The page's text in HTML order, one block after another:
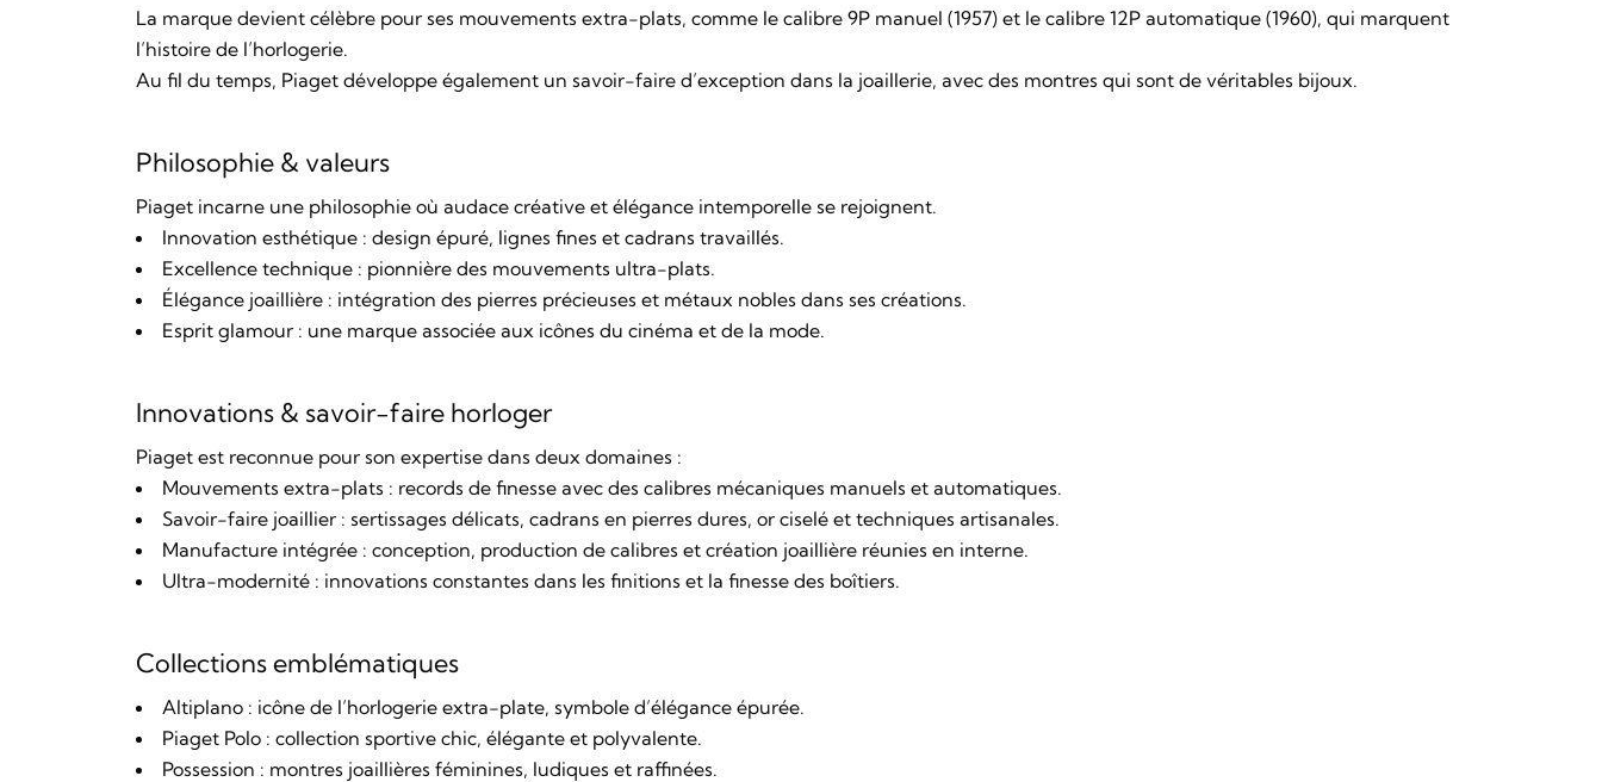
La marque devient célèbre pour ses mouvements extra-plats, comme le calibre 9P manuel (1957) et le calibre 12P automatique (1960), qui marquent
l’histoire de l’horlogerie.
Au fil du temps, Piaget développe également un savoir-faire d’exception dans la joaillerie, avec des montres qui sont de véritables bijoux.
Philosophie & valeurs
Piaget incarne une philosophie où audace créative et élégance intemporelle se rejoignent.
Innovation esthétique : design épuré, lignes fines et cadrans travaillés.
Excellence technique : pionnière des mouvements ultra-plats.
Élégance joaillière : intégration des pierres précieuses et métaux nobles dans ses créations.
Esprit glamour : une marque associée aux icônes du cinéma et de la mode.
Innovations & savoir-faire horloger
Piaget est reconnue pour son expertise dans deux domaines :
Mouvements extra-plats : records de finesse avec des calibres mécaniques manuels et automatiques.
Savoir-faire joaillier : sertissages délicats, cadrans en pierres dures, or ciselé et techniques artisanales.
Manufacture intégrée : conception, production de calibres et création joaillière réunies en interne.
Ultra-modernité : innovations constantes dans les finitions et la finesse des boîtiers.
Collections emblématiques
Altiplano : icône de l’horlogerie extra-plate, symbole d’élégance épurée.
Piaget Polo : collection sportive chic, élégante et polyvalente.
Possession : montres joaillières féminines, ludiques et raffinées.